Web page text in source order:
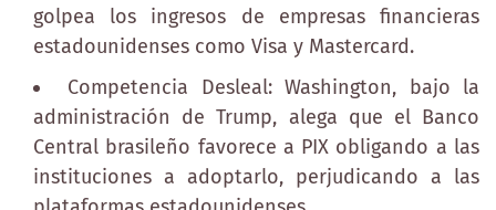
golpea los ingresos de empresas financieras
estadounidenses como Visa y Mastercard.
Competencia Desleal: Washington, bajo la
administración de Trump, alega que el Banco
Central brasileño favorece a PIX obligando a las
instituciones a adoptarlo, perjudicando a las